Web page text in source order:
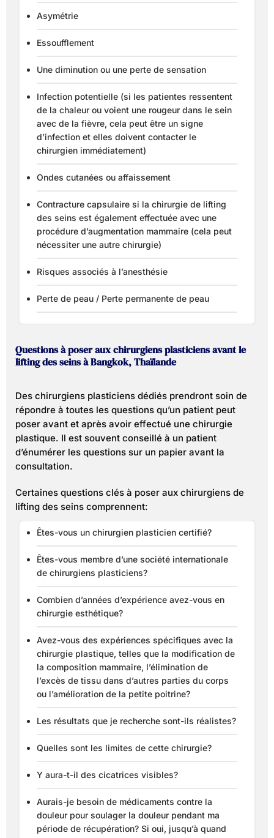
Asymétrie
Essoufflement
Une diminution ou une perte de sensation
Infection potentielle (si les patientes ressentent
de la chaleur ou voient une rougeur dans le sein
avec de la fièvre, cela peut être un signe
d’infection et elles doivent contacter le
chirurgien immédiatement)
Ondes cutanées ou affaissement
Contracture capsulaire si la chirurgie de lifting
des seins est également effectuée avec une
procédure d’augmentation mammaire (cela peut
nécessiter une autre chirurgie)
Risques associés à l’anesthésie
Perte de peau / Perte permanente de peau
Questions à poser aux chirurgiens plasticiens avant le
lifting des seins à Bangkok, Thaïlande
Des chirurgiens plasticiens dédiés prendront soin de
répondre à toutes les questions qu’un patient peut
poser avant et après avoir effectué une chirurgie
plastique. Il est souvent conseillé à un patient
d’énumérer les questions sur un papier avant la
consultation.
Certaines questions clés à poser aux chirurgiens de
lifting des seins comprennent:
Êtes-vous un chirurgien plasticien certifié?
Êtes-vous membre d’une société internationale
de chirurgiens plasticiens?
Combien d’années d’expérience avez-vous en
chirurgie esthétique?
Avez-vous des expériences spécifiques avec la
chirurgie plastique, telles que la modification de
la composition mammaire, l’élimination de
l’excès de tissu dans d’autres parties du corps
ou l’amélioration de la petite poitrine?
Les résultats que je recherche sont-ils réalistes?
Quelles sont les limites de cette chirurgie?
Y aura-t-il des cicatrices visibles?
Aurais-je besoin de médicaments contre la
douleur pour soulager la douleur pendant ma
période de récupération? Si oui, jusqu’à quand